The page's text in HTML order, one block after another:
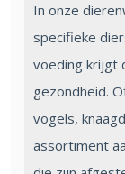
In onze
specifieke
voeding krijgt
gezondheid.
vogels,
assortiment